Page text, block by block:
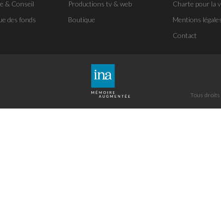
& Conseil
des fonds
Productions tv & web
Boutique
Charte pour la
Mentions
Contact
Tous